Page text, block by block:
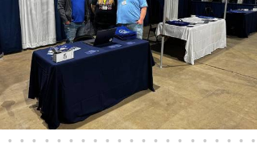
• • • • • • • • • • • • • • • • • • • • •